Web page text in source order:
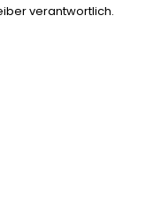
verantwortlich.